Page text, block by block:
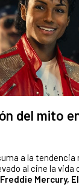
del mito
a la tendencia
al cine la
Freddie Mercury,